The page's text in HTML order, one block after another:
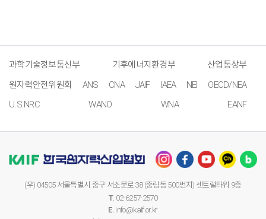
과학기술정보통신부 기후에너지환경부
산업통상부
원자력안전위원회
ANS CNA JAIF IAEA NEI
OECD/NEA
U.S.NRC
WANO WNA EANF
(우) 04505 서울특별시 중구 서소문로 38 (중림동 500번지) 센트럴타워 9층
T. 02-6257-2570
E. info@kaif.or.kr